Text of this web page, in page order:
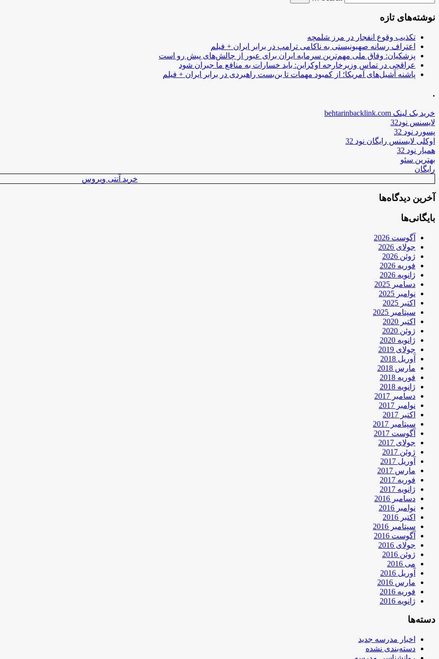
نوشته‌های تازه
تکذیب وقوع انفجار در مرز شلمچه
اعتراف رسانه صهیونیستی به ناکامی ترامپ در برابر ایران + فیلم
پزشکیان: وفاق ملی مهم‌ترین سرمایه ایران برای عبور از چالش‌های پیش رو است
عراقچی در تماس وزیرخارجه اوکراین: باید خسارات به منافع ما جبران شود
پاشنه آشیل‌های آمریکا؛ از کمبود مهمات تا بن‌بست راهبردی در برابر ایران + فیلم
.
خرید بک لینک behtarinbacklink.com
لایسنس نود32
پسورد نود 32
اوکلی لایسنس رایگان نود 32
همیار نود 32
بهترین سئو
رایگان
خرید آنتی ویروس
آخرین دیدگاه‌ها
بایگانی‌ها
آگوست 2026
جولای 2026
ژوئن 2026
فوریه 2026
ژانویه 2026
دسامبر 2025
نوامبر 2025
اکتبر 2025
سپتامبر 2025
اکتبر 2020
ژوئن 2020
ژانویه 2020
جولای 2019
آوریل 2018
مارس 2018
فوریه 2018
ژانویه 2018
دسامبر 2017
نوامبر 2017
اکتبر 2017
سپتامبر 2017
آگوست 2017
جولای 2017
ژوئن 2017
آوریل 2017
مارس 2017
فوریه 2017
ژانویه 2017
دسامبر 2016
نوامبر 2016
اکتبر 2016
سپتامبر 2016
آگوست 2016
جولای 2016
ژوئن 2016
می 2016
آوریل 2016
مارس 2016
فوریه 2016
ژانویه 2016
دسته‌ها
اخبار مدرسه جدید
دسته‌بندی نشده